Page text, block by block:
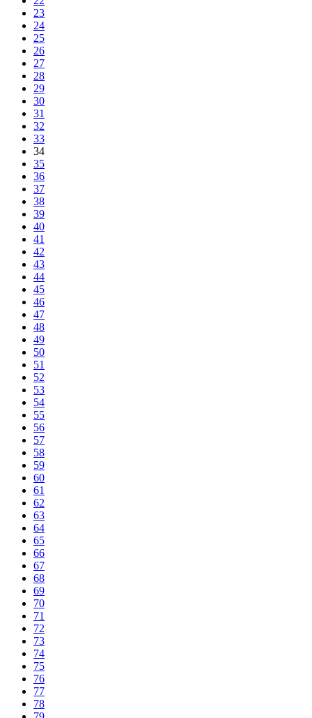
23
24
25
26
27
28
29
30
31
32
33
34
35
36
37
38
39
40
41
42
43
44
45
46
47
48
49
50
51
52
53
54
55
56
57
58
59
60
61
62
63
64
65
66
67
68
69
70
71
72
73
74
75
76
77
78